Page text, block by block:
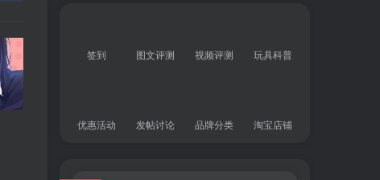
签到 图文评测 视频评测 玩具科普
优惠活动 发帖讨论 品牌分类 淘宝店铺